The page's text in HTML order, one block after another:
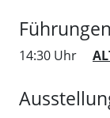
Führungen
14:30 Uhr